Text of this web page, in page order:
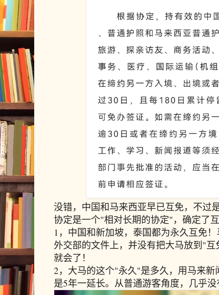
没错，中国和马来西亚早已互免，不过
协定是一个"相对长期的协定"，确定了
1，中国和新加坡，泰国都为永久互免
外交部的文件上，并没有把大马放到"
就会了！
2，大马的这个"永久"是多久，用马来
是5年一延长。从普通游客角度，几乎